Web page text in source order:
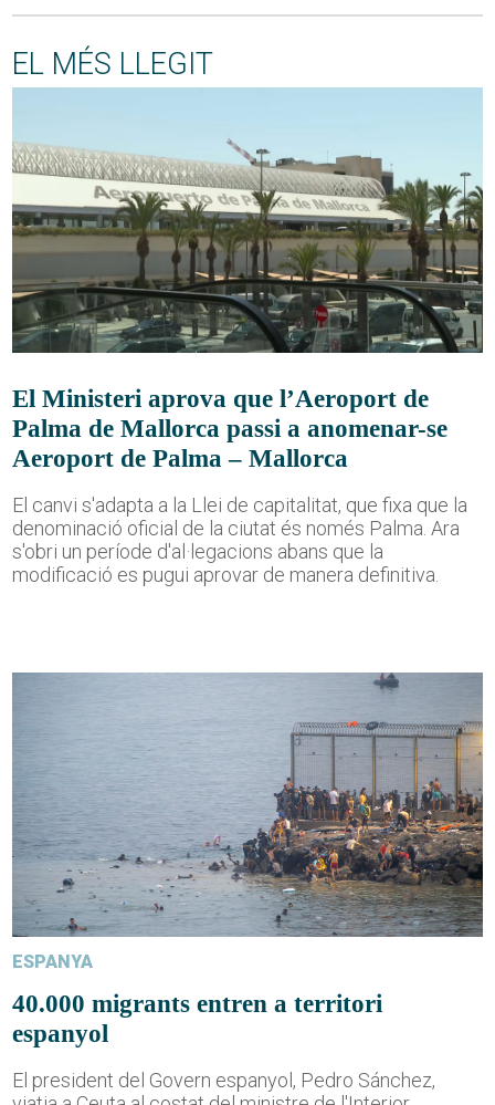
EL MÉS LLEGIT
El Ministeri aprova que l’Aeroport de
Palma de Mallorca passi a anomenar-se
Aeroport de Palma – Mallorca
El canvi s'adapta a la Llei de capitalitat, que fixa que la
denominació oficial de la ciutat és només Palma. Ara
s'obri un període d'al·legacions abans que la
modificació es pugui aprovar de manera definitiva.
ESPANYA
40.000 migrants entren a territori
espanyol
El president del Govern espanyol, Pedro Sánchez,